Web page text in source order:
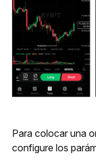
Para colocar una
configure los